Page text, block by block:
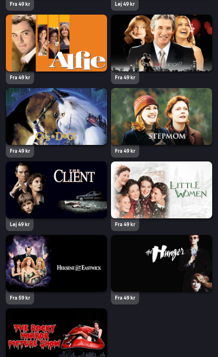
Fra 49 kr Lej 49 kr
Fra 49 kr Fra 49 kr
Fra 49 kr Fra 49 kr
Lej 49 kr Fra 49 kr
Fra 59 kr Fra 49 kr